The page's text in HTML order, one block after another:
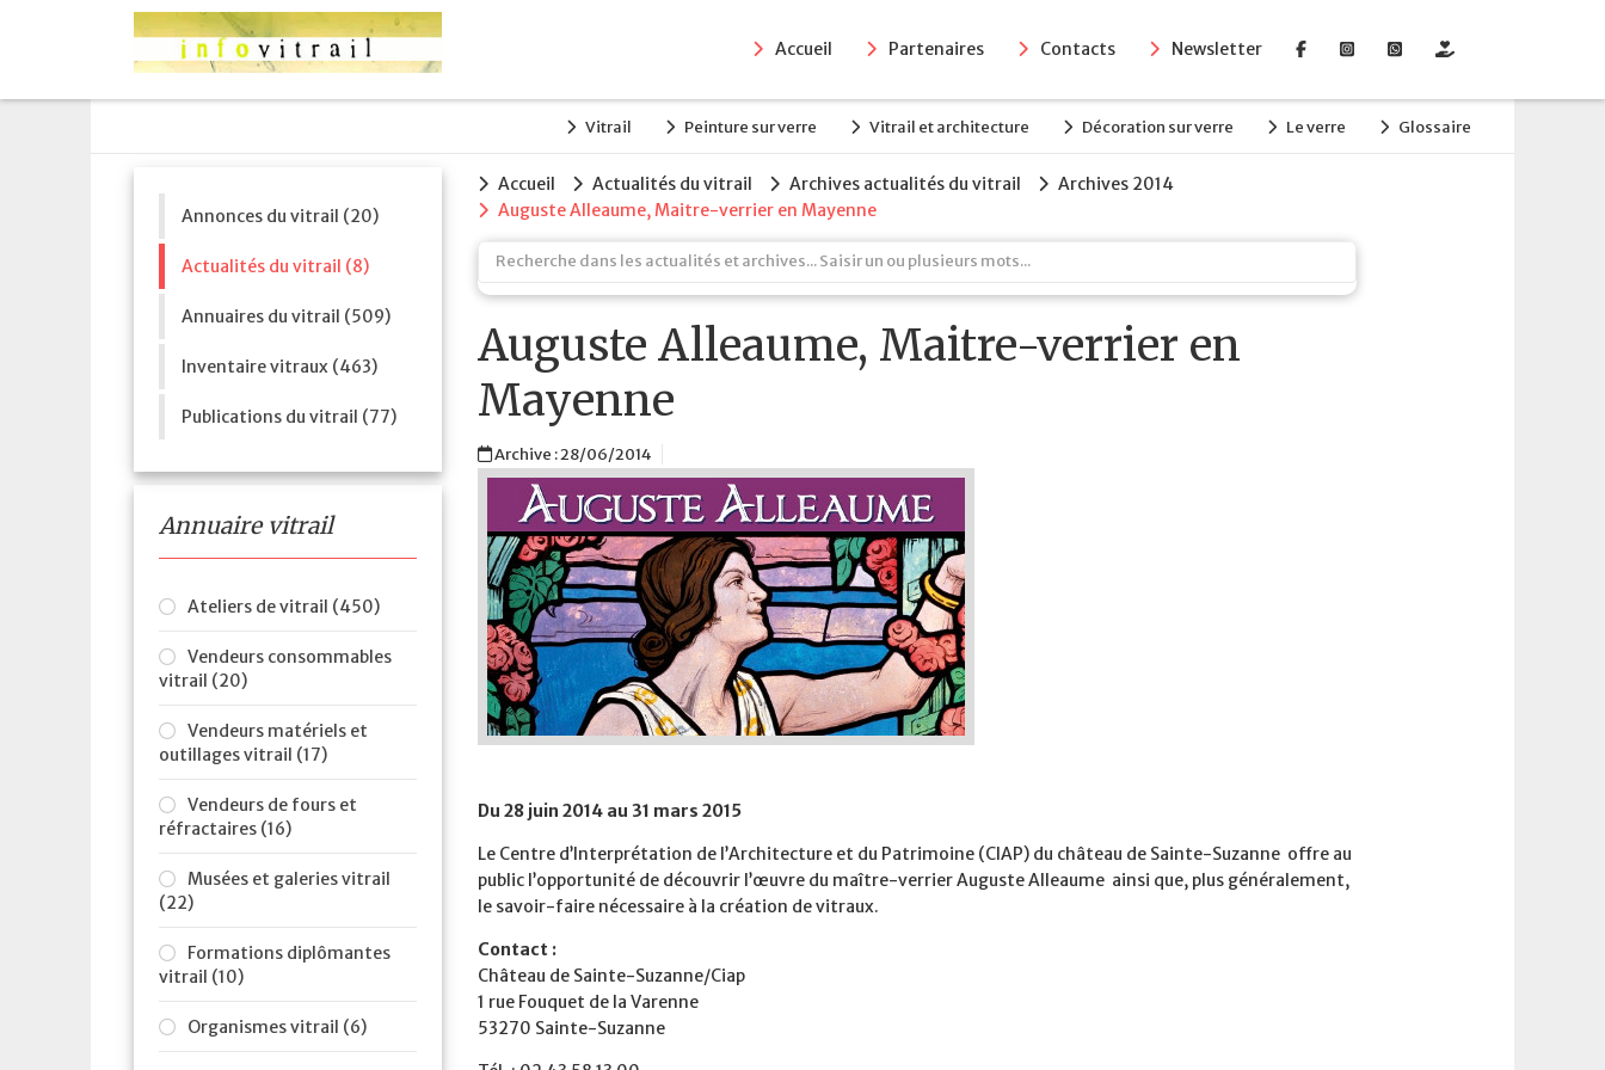
Vitrail Peinture sur verre Vitrail et architecture Décoration sur verre Le verre Glossaire
Accueil Partenaires Contacts Newsletter
Annonces du vitrail (20)
Actualités du vitrail (8)
Annuaires du vitrail (509)
Inventaire vitraux (463)
Publications du vitrail (77)
Annuaire vitrail
Ateliers de vitrail (450)
Vendeurs consommables
vitrail (20)
Vendeurs matériels et
outillages vitrail (17)
Vendeurs de fours et
réfractaires (16)
Musées et galeries vitrail
(22)
Formations diplômantes
vitrail (10)
Organismes vitrail (6)
Accueil Actualités du vitrail Archives actualités du vitrail
Archives 2014
Auguste Alleaume, Maitre-verrier en Mayenne
Auguste Alleaume, Maitre-verrier en
Mayenne
Archive : 28/06/2014
Du 28 juin 2014 au 31 mars 2015
Le Centre d’Interprétation de l’Architecture et du Patrimoine (CIAP) du château de Sainte-Suzanne offre au
public l’opportunité de découvrir l’œuvre du maître-verrier Auguste Alleaume ainsi que, plus généralement,
le savoir-faire nécessaire à la création de vitraux.
Contact :
Château de Sainte-Suzanne/Ciap
1 rue Fouquet de la Varenne
53270 Sainte-Suzanne